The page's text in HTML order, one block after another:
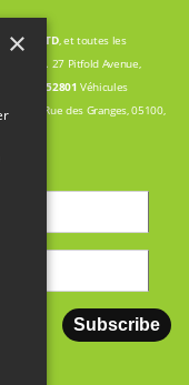
LTD, et toutes les
LTD. 27 Pitfold Avenue,
:
09552801Véhicules
123 Rue des Granges, 05100,
×